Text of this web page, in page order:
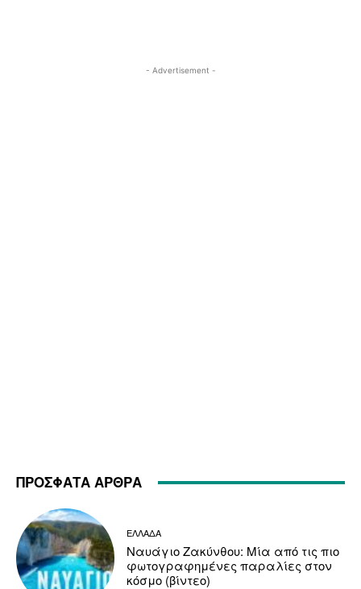
- Advertisement -
ΠΡΟΣΦΑΤΑ ΑΡΘΡΑ
ΕΛΛΑΔΑ
Ναυάγιο Ζακύνθου: Μία από τις πιο
φωτογραφημένες παραλίες στον
κόσμο (βίντεο)